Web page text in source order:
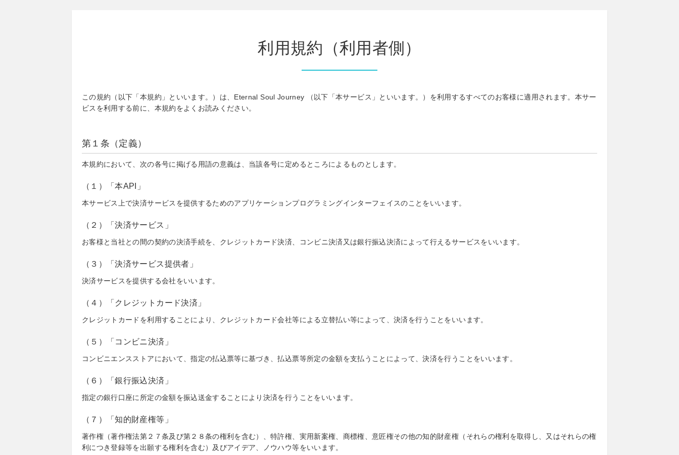
利用規約（利用者側）
この規約（以下「本規約」といいます。）は、Eternal Soul Journey （以下「本サービス」といいます。）を利用するすべてのお客様に適用されます。本サー
ビスを利用する前に、本規約をよくお読みください。
第１条（定義）
本規約において、次の各号に掲げる用語の意義は、当該各号に定めるところによるものとします。
（１）「本API」
本サービス上で決済サービスを提供するためのアプリケーションプログラミングインターフェイスのことをいいます。
（２）「決済サービス」
お客様と当社との間の契約の決済手続を、クレジットカード決済、コンビニ決済又は銀行振込決済によって行えるサービスをいいます。
（３）「決済サービス提供者」
決済サービスを提供する会社をいいます。
（４）「クレジットカード決済」
クレジットカードを利用することにより、クレジットカード会社等による立替払い等によって、決済を行うことをいいます。
（５）「コンビニ決済」
コンビニエンスストアにおいて、指定の払込票等に基づき、払込票等所定の金額を支払うことによって、決済を行うことをいいます。
（６）「銀行振込決済」
指定の銀行口座に所定の金額を振込送金することにより決済を行うことをいいます。
（７）「知的財産権等」
著作権（著作権法第２７条及び第２８条の権利を含む）、特許権、実用新案権、商標権、意匠権その他の知的財産権（それらの権利を取得し、又はそれらの権
利につき登録等を出願する権利を含む）及びアイデア、ノウハウ等をいいます。